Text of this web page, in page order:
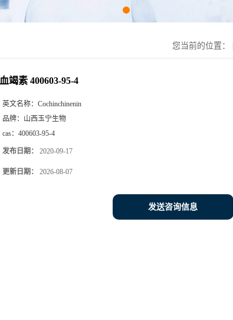
您当前的位置：
血竭素 400603-95-4
英文名称： Cochinchinenin
品牌： 山西玉宁生物
cas： 400603-95-4
发布日期： 2020-09-17
更新日期： 2026-08-07
发送咨询信息